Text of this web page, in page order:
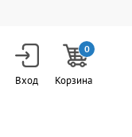
Вход
0
Корзина